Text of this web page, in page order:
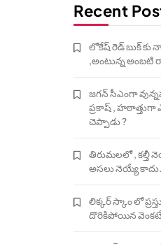
Recent
లోకేష్ రెడ్ బుక్ కు
,అంటున్న అంబటి
జగన్ సీఎంగా
ప్రకాష్ , హఠాత్తుగా
చెప్పాడు ?
తిరుమలలో , కల్తీ
అసలు నెయ్యే
లిక్కర్ స్కాం లో
దొరికిపోయిన